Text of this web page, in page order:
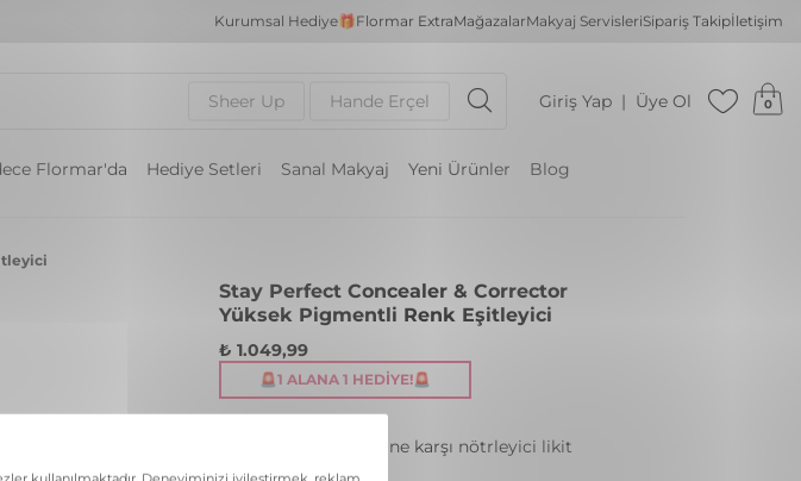
Kurumsal Hediye🎁Flormar ExtraMağazalarMakyaj ServisleriSipariş Takipİletişim
Sheer Up Hande Erçel Giriş Yap Üye Ol 0
Flormar'da Hediye Setleri Sanal Makyaj Yeni Ürünler Blog
Stay Perfect Concealer & Corrector
Yüksek Pigmentli Renk Eşitleyici
Kızarıklık görünümüne karşı nötrleyici likit
₺ 1.049,99
🚨1 ALANA 1 HEDIYE!🚨